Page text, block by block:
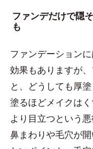
ファンデだけで隠
も
ファンデーション
効果もありますが
と、どうしても厚
塗るほどメイクは
より目立つという
鼻まわりや毛穴が